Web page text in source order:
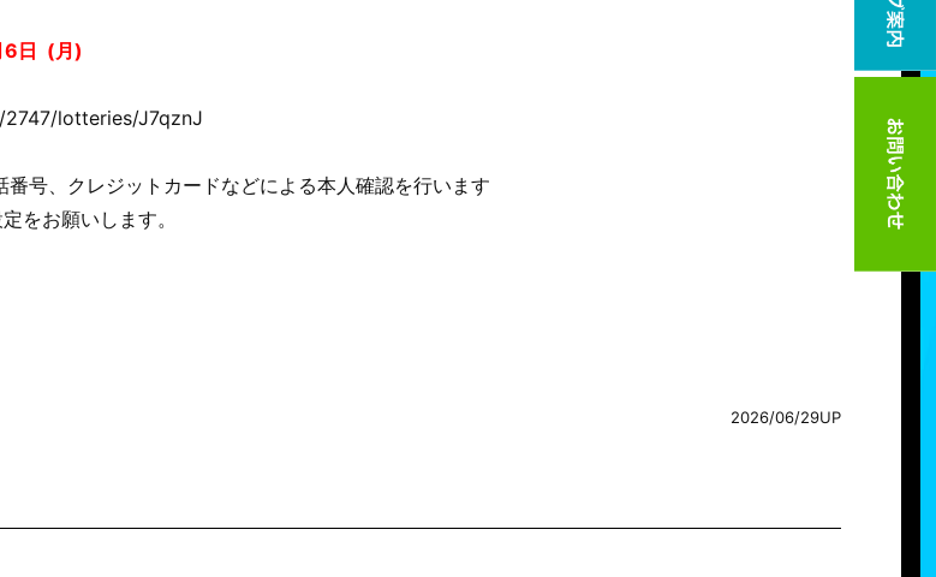
6日 (月)
lotteries/J7qznJ
号、クレジットカードなどによる本人確認を行います
をお願いします。
2026/06/29UP